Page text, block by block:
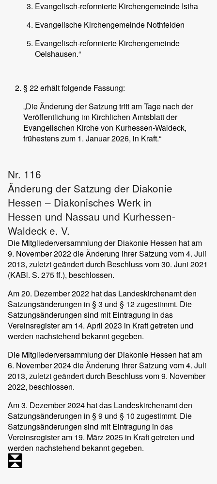
Evangelisch-reformierte Kirchengemeinde Istha
Evangelische Kirchengemeinde Nothfelden
Evangelisch-reformierte Kirchengemeinde
Oelshausen.“
§ 22 erhält folgende Fassung:
„Die Änderung der Satzung tritt am Tage nach der
Veröffentlichung im Kirchlichen Amtsblatt der
Evangelischen Kirche von Kurhessen-Waldeck,
frühestens zum 1. Januar 2026, in Kraft.“
Nr. 116
Änderung der Satzung der Diakonie
Hessen – Diakonisches Werk in
Hessen und Nassau und Kurhessen-
Waldeck e. V.
Die Mitgliederversammlung der Diakonie Hessen hat am
9. November 2022 die Änderung ihrer Satzung vom 4. Juli
2013, zuletzt geändert durch Beschluss vom 30. Juni 2021
(KABl. S. 275 ff.), beschlossen.
Am 20. Dezember 2022 hat das Landeskirchenamt den
Satzungsänderungen in § 3 und § 12 zugestimmt. Die
Satzungsänderungen sind mit Eintragung in das
Vereinsregister am 14. April 2023 in Kraft getreten und
werden nachstehend bekannt gegeben.
Die Mitgliederversammlung der Diakonie Hessen hat am
6. November 2024 die Änderung ihrer Satzung vom 4. Juli
2013, zuletzt geändert durch Beschluss vom 9. November
2022, beschlossen.
Am 3. Dezember 2024 hat das Landeskirchenamt den
Satzungsänderungen in § 9 und § 10 zugestimmt. Die
Satzungsänderungen sind mit Eintragung in das
Vereinsregister am 19. März 2025 in Kraft getreten und
werden nachstehend bekannt gegeben.